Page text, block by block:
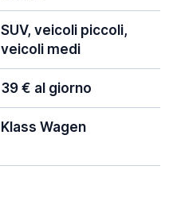
SUV, veicoli piccoli,
veicoli medi
39 € al giorno
Klass Wagen